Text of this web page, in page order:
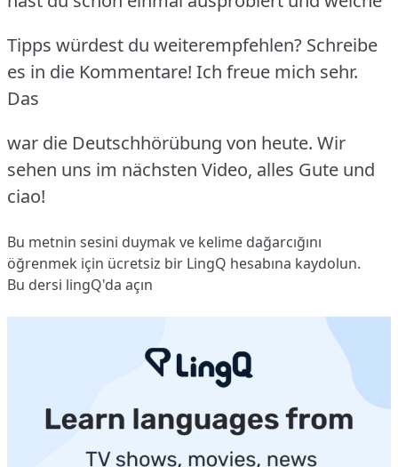
Tipps würdest du weiterempfehlen? Schreibe
es in die Kommentare! Ich freue mich sehr.
Das
war die Deutschhörübung von heute. Wir
sehen uns im nächsten Video, alles Gute und
ciao!
Bu metnin sesini duymak ve kelime dağarcığını
öğrenmek için ücretsiz bir LingQ hesabına kaydolun.
Bu dersi lingQ'da açın